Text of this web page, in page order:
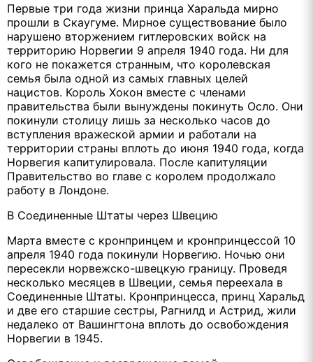
Первые три года жизни принца Харальда мирно
прошли в Скаугуме. Мирное существование было
нарушено вторжением гитлеровских войск на
территорию Норвегии 9 апреля 1940 года. Ни для
кого не покажется странным, что королевская
семья была одной из самых главных целей
нацистов. Король Хокон вместе с членами
правительства были вынуждены покинуть Осло. Они
покинули столицу лишь за несколько часов до
вступления вражеской армии и работали на
территории страны вплоть до июня 1940 года, когда
Норвегия капитулировала. После капитуляции
Правительство во главе с королем продолжало
работу в Лондоне.
В Соединенные Штаты через Швецию
Марта вместе с кронпринцем и кронпринцессой 10
апреля 1940 года покинули Норвегию. Ночью они
пересекли норвежско-швецкую границу. Проведя
несколько месяцев в Швеции, семья переехала в
Соединенные Штаты. Кронпринцесса, принц Харальд
и две его старшие сестры, Рагнилд и Астрид, жили
недалеко от Вашингтона вплоть до освобождения
Норвегии в 1945.